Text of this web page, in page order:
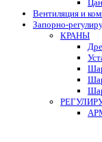
Вентиляция и
Запорно-
КРАНЫ